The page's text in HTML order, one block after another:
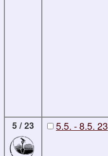
5 / 23
5.5. - 8.5. 23